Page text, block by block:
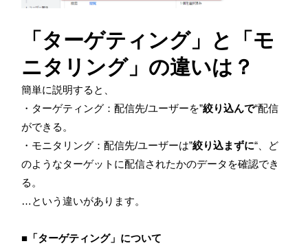
「ターゲティング」と「モ
ニタリング」の違いは？
簡単に説明すると、
・ターゲティング：配信先/ユーザーを”絞り込んで“配信
ができる。
・モニタリング：配信先/ユーザーは”絞り込まずに“、ど
のようなターゲットに配信されたかのデータを確認でき
る。
…という違いがあります。
■「ターゲティング」について